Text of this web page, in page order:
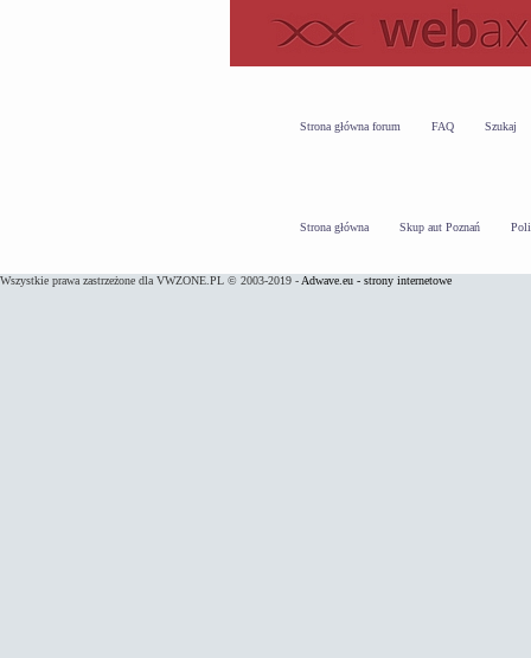
Strona główna forum FAQ Szukaj
Strona główna Skup aut Poznań
Wszystkie prawa zastrzeżone dla VWZONE.PL © 2003-2019 - Adwave.eu - strony internetowe